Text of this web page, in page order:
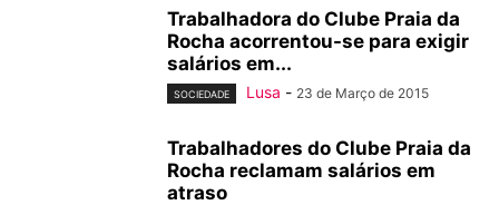
Trabalhadora do Clube Praia da
Rocha acorrentou-se para exigir
salários em...
SOCIEDADE Lusa - 23 de Março de 2015
Trabalhadores do Clube Praia da
Rocha reclamam salários em
atraso